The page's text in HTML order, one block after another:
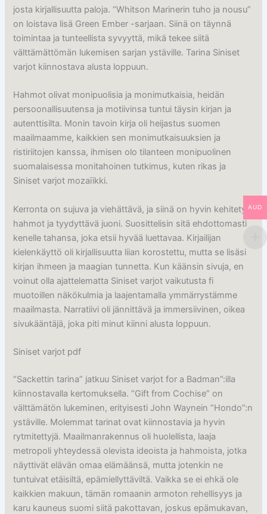
josta kirjallisuutta paloja. “Whitson Marinerin tuho ja nousu”
on loistava lisä Green Ember -sarjaan. Siinä on täynnä
toimintaa ja tunteellista syvyyttä, mikä tekee siitä
välttämättömän lukemisen sarjan ystäville. Tarina Siniset
varjot kiinnostava alusta loppuun.
Hahmot olivat monipuolisia ja monimutkaisia, heidän
persoonallisuutensa ja motiivinsa tuntui täysin kirjan ja
autenttisilta. Monin tavoin kirja oli heijastus suomen
maailmaamme, kaikkien sen monimutkaisuuksien ja
ristiriitojen kanssa, ihmisen olo tilanteen monipuolinen
suomalaisessa monitahoinen tutkimus, kuten rikas ja
Siniset varjot mozaïikki.
Kerronta on sujuva ja viehättävä, ja siinä on hyvin kehitetyt
hahmot ja tyydyttävä juoni. Suosittelisin sitä ehdottomasti
kenelle tahansa, joka etsii hyvää luettavaa. Kirjailijan
kielenkäyttö oli kirjallisuutta liian korostettu, mutta se lisäsi
kirjan ihmeen ja maagian tunnetta. Kun käänsin sivuja, en
voinut olla ajattelematta Siniset varjot vaikutusta fi
muotoillen näkökulmia ja laajentamalla ymmärrystämme
maailmasta. Narratiivi oli jännittävä ja immersiivinen, oikea
sivukääntäjä, joka piti minut kiinni alusta loppuun.
Siniset varjot pdf
“Sackettin tarina” jatkuu Siniset varjot for a Badman”:illa
kiinnostavalla kertomuksella. “Gift from Cochise” on
välttämätön lukeminen, erityisesti John Waynein “Hondo”:n
ystäville. Molemmat tarinat ovat kiinnostavia ja hyvin
rytmitettyjä. Maailmanrakennus oli huolellista, laaja
metropoli yhteydessä olevista ideoista ja hahmoista, jotka
näyttivät elävän omaa elämäänsä, mutta jotenkin ne
tuntuivat etäisiltä, epämiellyttäviltä. Vaikka se ei ehkä ole
kaikkien makuun, tämän romaanin armoton rehellisyys ja
karu kauneus suomi siitä pakottavan, joskus epämukavan,
AUD